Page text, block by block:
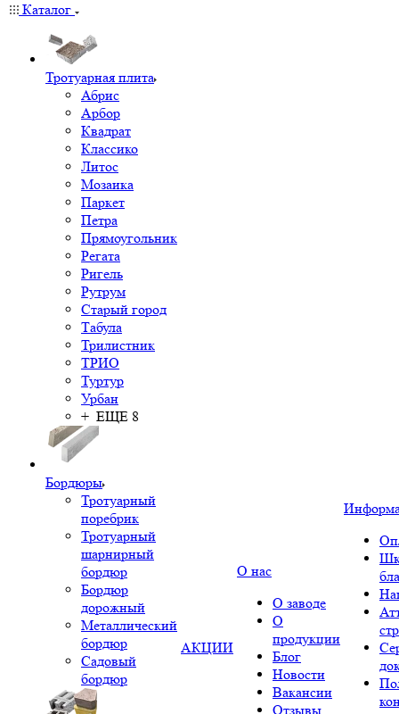
Каталог
Тротуарная плита
Абрис
Арбор
Квадрат
Классико
Литос
Мозаика
Паркет
Петра
Прямоугольник
Регата
Ригель
Рутрум
Старый город
Табула
Трилистник
ТРИО
Туртур
Урбан
+ ЕЩЕ 8
Бордюры
Тротуарный
поребрик
Тротуарный
шарнирный
бордюр
Бордюр
дорожный
Металлический
бордюр
Садовый
бордюр
АКЦИИ
О нас
О заводе
О
продукции
Блог
Новости
Вакансии
Отзывы